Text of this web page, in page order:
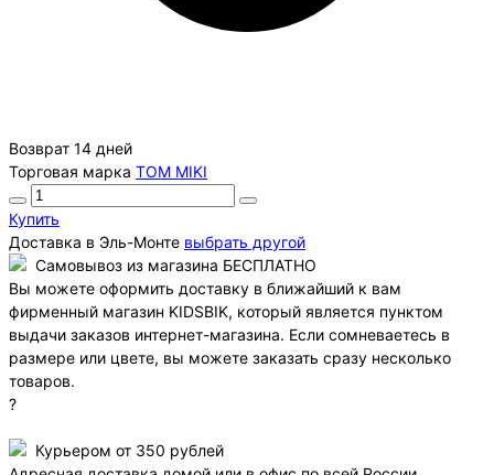
Возврат 14 дней
Торговая марка TOM MIKI
Купить
Доставка в Эль-Монте выбрать другой
Самовывоз из магазина БЕСПЛАТНО
Вы можете оформить доставку в ближайший к вам
фирменный магазин KIDSBIK, который является пунктом
выдачи заказов интернет-магазина. Если сомневаетесь в
размере или цвете, вы можете заказать сразу несколько
товаров.
?
Курьером от 350 рублей